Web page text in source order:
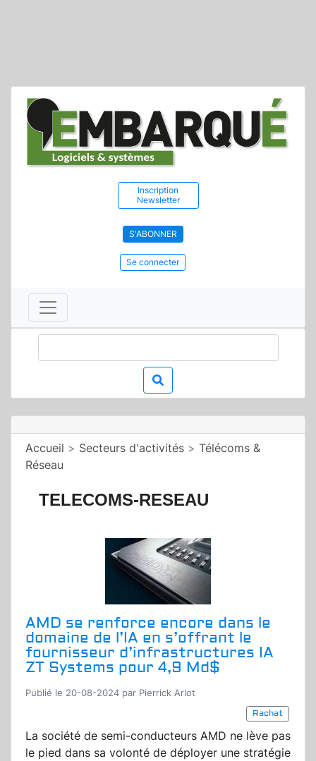
Inscription
Newsletter
S'ABONNER
Se connecter
Accueil > Secteurs d'activités > Télécoms &
Réseau
TELECOMS-RESEAU
AMD se renforce encore dans le
domaine de l’IA en s’offrant le
fournisseur d’infrastructures IA
ZT Systems pour 4,9 Md$
Publié le 20-08-2024 par Pierrick Arlot
Rachat
La société de semi-conducteurs AMD ne lève pas
le pied dans sa volonté de déployer une stratégie